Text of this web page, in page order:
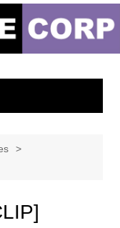
Corp –